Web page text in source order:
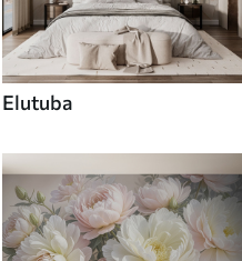
Elutuba